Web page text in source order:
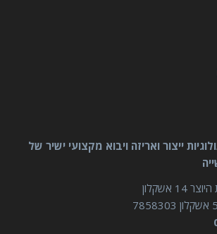
ייצור ואריזה ויבוא מקצועי ישיר של
אשקלון